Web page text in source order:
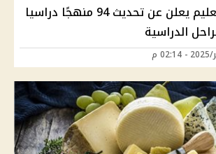
وزير التربية والتعليم يعلن عن تحديث 94 منهجًا دراسيا
الدراسية